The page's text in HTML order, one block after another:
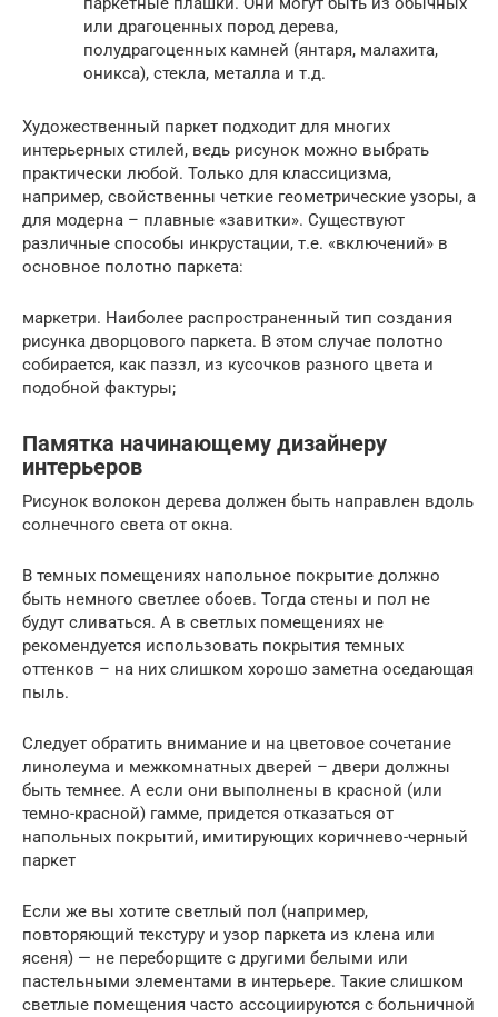
или драгоценных пород дерева,
полудрагоценных камней (янтаря, малахита,
оникса), стекла, металла и т.д.
Художественный паркет подходит для многих
интерьерных стилей, ведь рисунок можно выбрать
практически любой. Только для классицизма,
например, свойственны четкие геометрические узоры, а
для модерна – плавные «завитки». Существуют
различные способы инкрустации, т.е. «включений» в
основное полотно паркета:
маркетри. Наиболее распространенный тип создания
рисунка дворцового паркета. В этом случае полотно
собирается, как паззл, из кусочков разного цвета и
подобной фактуры;
Памятка начинающему дизайнеру
интерьеров
Рисунок волокон дерева должен быть направлен вдоль
солнечного света от окна.
В темных помещениях напольное покрытие должно
быть немного светлее обоев. Тогда стены и пол не
будут сливаться. А в светлых помещениях не
рекомендуется использовать покрытия темных
оттенков – на них слишком хорошо заметна оседающая
пыль.
Следует обратить внимание и на цветовое сочетание
линолеума и межкомнатных дверей – двери должны
быть темнее. А если они выполнены в красной (или
темно-красной) гамме, придется отказаться от
напольных покрытий, имитирующих коричнево-черный
паркет
Если же вы хотите светлый пол (например,
повторяющий текстуру и узор паркета из клена или
ясеня) — не переборщите с другими белыми или
пастельными элементами в интерьере. Такие слишком
светлые помещения часто ассоциируются с больничной